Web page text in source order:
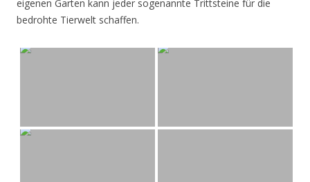
eigenen Garten kann jeder sogenannte Trittsteine für die
bedrohte Tierwelt schaffen.